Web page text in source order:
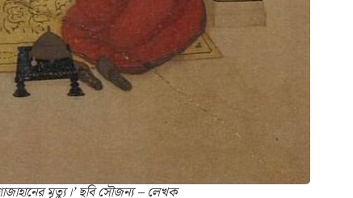
মৃত্যু।’ ছবি সৌজন্য – লেখক